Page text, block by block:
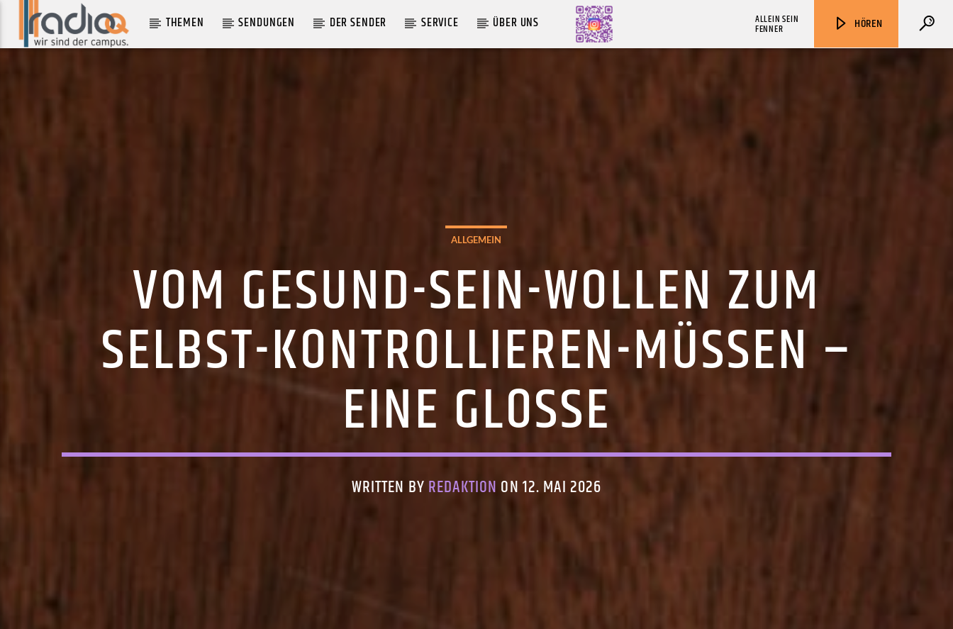
THEMEN SENDUNGEN DER SENDER SERVICE ÜBER UNS HÖREN
ALLEIN SEIN
FENNER
ALLGEMEIN
VOM GESUND-SEIN-WOLLEN ZUM
SELBST-KONTROLLIEREN-MÜSSEN –
EINE GLOSSE
WRITTEN BY REDAKTION ON 12. MAI 2026